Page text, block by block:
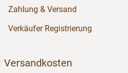
Zahlung & Versand
Verkäufer Registrierung
Versandkosten